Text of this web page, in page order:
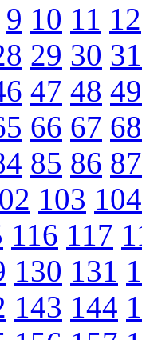
9 10 11 12
29 30 31
47 48 49
66 67 68
85 86 87
103 104
116 117
130 131
143 144